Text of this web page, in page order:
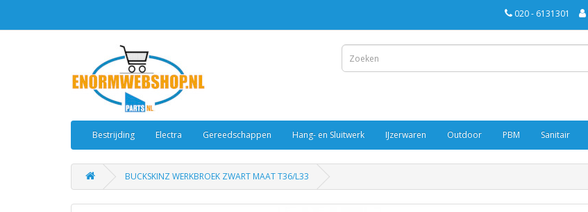
020 - 6131301
Bestrijding Electra Gereedschappen Hang- en Sluitwerk IJzerwaren Outdoor PBM Sanitair
BUCKSKINZ WERKBROEK ZWART MAAT T36/L33